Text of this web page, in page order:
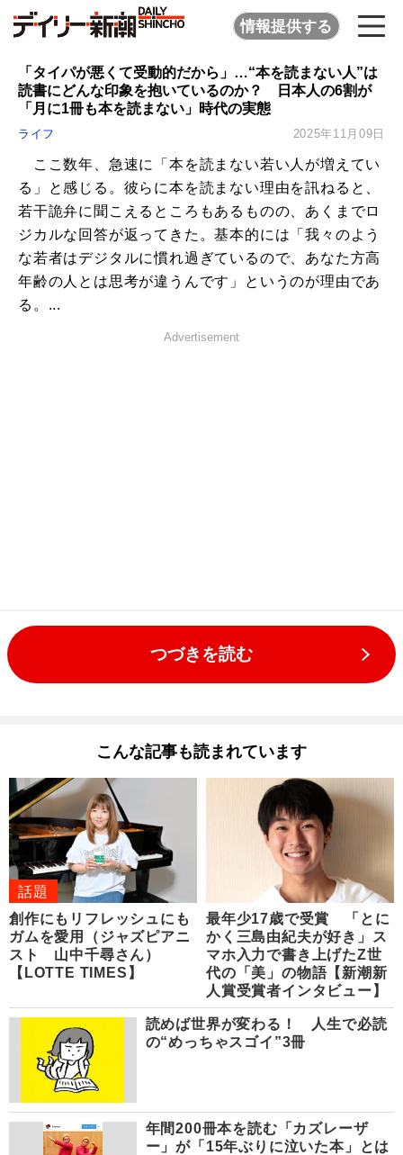
情報提供する
「タイパが悪くて受動的だから」…“本を読まない人”は
読書にどんな印象を抱いているのか？ 日本人の6割が
「月に1冊も本を読まない」時代の実態
ライフ 2025年11月09日
ここ数年、急速に「本を読まない若い人が増えてい
る」と感じる。彼らに本を読まない理由を訊ねると、
若干詭弁に聞こえるところもあるものの、あくまでロ
ジカルな回答が返ってきた。基本的には「我々のよう
な若者はデジタルに慣れ過ぎているので、あなた方高
年齢の人とは思考が違うんです」というのが理由であ
る。...
Advertisement
つづきを読む
こんな記事も読まれています
話題
創作にもリフレッシュにも
ガムを愛用（ジャズピアニ
スト 山中千尋さん）
【LOTTE TIMES】
最年少17歳で受賞 「とに
かく三島由紀夫が好き」ス
マホ入力で書き上げたZ世
代の「美」の物語【新潮新
人賞受賞者インタビュー】
読めば世界が変わる！ 人生で必読
の“めっちゃスゴイ”3冊
年間200冊本を読む「カズレーザ
ー」が「15年ぶりに泣いた本」とは